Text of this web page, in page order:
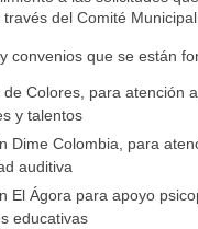
del Comité
convenios que se están
de Colores, para atención
y talentos
Dime Colombia, para
auditiva
El Ágora para apoyo
educativas